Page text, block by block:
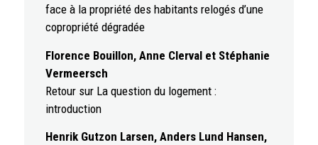
face à la propriété des habitants relogés d’une
copropriété dégradée
Florence Bouillon, Anne Clerval et Stéphanie
Vermeersch
Retour sur La question du logement :
introduction
Henrik Gutzon Larsen, Anders Lund Hansen,